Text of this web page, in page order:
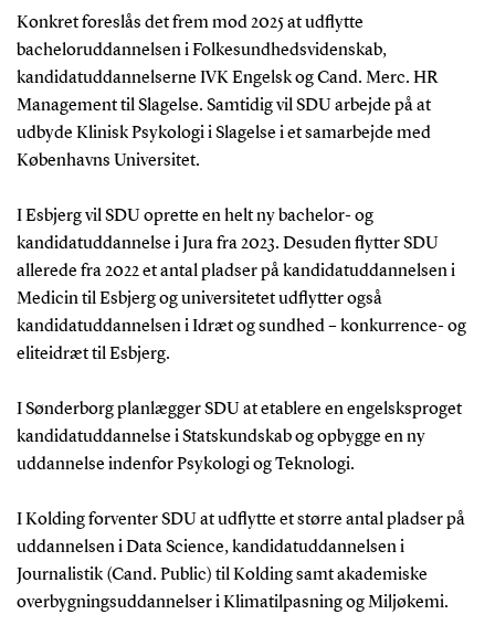
Konkret foreslås det frem mod 2025 at udflytte
bacheloruddannelsen i Folkesundhedsvidenskab,
kandidatuddannelserne IVK Engelsk og Cand. Merc. HR
Management til Slagelse. Samtidig vil SDU arbejde på at
udbyde Klinisk Psykologi i Slagelse i et samarbejde med
Københavns Universitet.
I Esbjerg vil SDU oprette en helt ny bachelor- og
kandidatuddannelse i Jura fra 2023. Desuden flytter SDU
allerede fra 2022 et antal pladser på kandidatuddannelsen i
Medicin til Esbjerg og universitetet udflytter også
kandidatuddannelsen i Idræt og sundhed – konkurrence- og
eliteidræt til Esbjerg.
I Sønderborg planlægger SDU at etablere en engelsksproget
kandidatuddannelse i Statskundskab og opbygge en ny
uddannelse indenfor Psykologi og Teknologi.
I Kolding forventer SDU at udflytte et større antal pladser på
uddannelsen i Data Science, kandidatuddannelsen i
Journalistik (Cand. Public) til Kolding samt akademiske
overbygningsuddannelser i Klimatilpasning og Miljøkemi.